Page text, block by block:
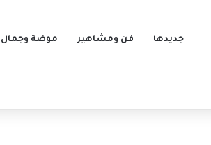
جديدها فن ومشاهير موضة وجمال
سوري يحذّر من تحرك خطير على فالق بلاد الشام